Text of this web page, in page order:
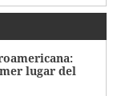
lugar del